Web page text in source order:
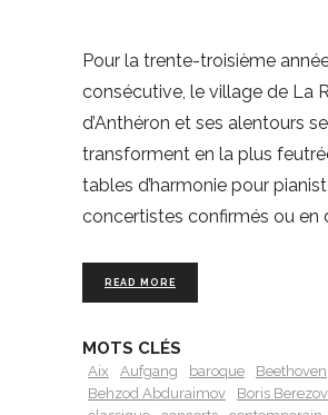
Pour la trente-troisième
consécutive, le village de La
d’Anthéron et ses alentours se
transforment en la plus
tables d’harmonie pour
concertistes confirmés ou en
READ MORE
MOTS CLÉS
Aix Aufgang baroque
Beethoven
Behzod Abduraimov
Boris